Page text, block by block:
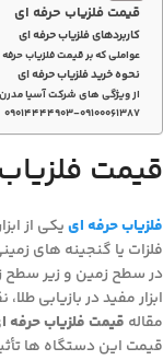
قیمت فلزیاب حرفه ای
کاربردهای فلزیاب حرفه ای
عواملی که بر قیمت فلزیاب حرفه
نحوه خرید فلزیاب حرفه ای
از ویژگی های شرکت آسیا مدرن
۰۹۰۱۴۴۴۴۹۰۳-۰۹۱۰۰۰۶۱۳۸۷
قیمت
فلزیاب حرفه اییکی از
فلزات یا گنجینه های
در سطح زمین و زیر سطح
ابزار مفید در بازیابی
مقاله قیمت فلزیاب حرفه
قیمت این دستگاه ها